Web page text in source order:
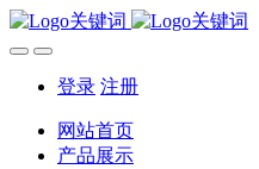
登录 注册
网站首页
产品展示